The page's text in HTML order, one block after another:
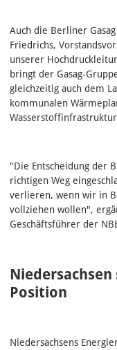
Auch die Berliner
Friedrichs,
unserer
bringt der Gasag-
gleichzeitig auch dem
kommunalen
"Die Entscheidung der
richtigen Weg
verlieren, wenn wir in
vollziehen wollen",
Geschäftsführer der
Position
Niedersachsens